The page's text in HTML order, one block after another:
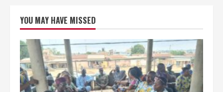
YOU MAY HAVE MISSED